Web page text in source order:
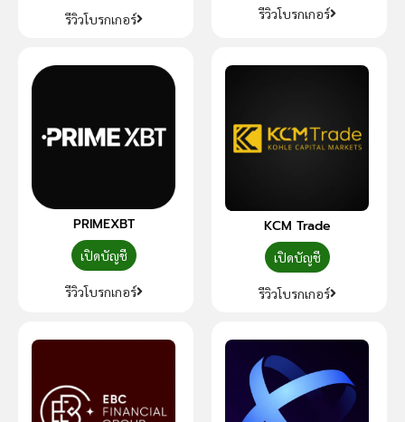
รีวิวโบรกเกอร์ รีวิวโบรกเกอร์
PRIMEXBT
เปิดบัญชี
รีวิวโบรกเกอร์
KCM Trade
เปิดบัญชี
รีวิวโบรกเกอร์